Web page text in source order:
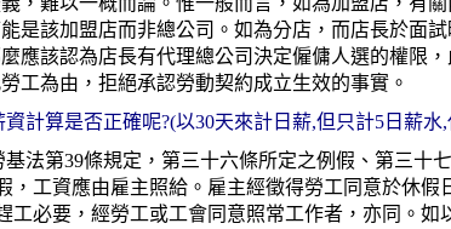
能是該加盟店而非總公司。如為分店，而店長於面
應該認為店長有代理總公司決定僱傭人選的權限
工為由，拒絕承認勞動契約成立生效的事實。
資計算是否正確呢?(以30天來計日薪,但只計5日薪水,
基法第39條規定，第三十六條所定之例假、第三十
，工資應由雇主照給。雇主經徵得勞工同意於休
工必要，經勞工或工會同意照常工作者，亦同。如